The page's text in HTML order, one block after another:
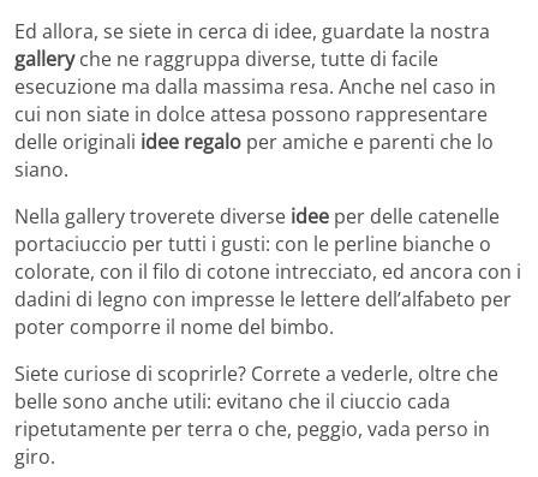
Ed allora, se siete in cerca di idee, guardate la nostra
galleryche ne raggruppa diverse, tutte di facile
esecuzione ma dalla massima resa. Anche nel caso in
cui non siate in dolce attesa possono rappresentare
delle originali idee regalo per amiche e parenti che lo
siano.
Nella gallery troverete diverse idee per delle catenelle
portaciuccio per tutti i gusti: con le perline bianche o
colorate, con il filo di cotone intrecciato, ed ancora con i
dadini di legno con impresse le lettere dell’alfabeto per
poter comporre il nome del bimbo.
Siete curiose di scoprirle? Correte a vederle, oltre che
belle sono anche utili: evitano che il ciuccio cada
ripetutamente per terra o che, peggio, vada perso in
giro.